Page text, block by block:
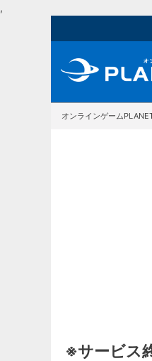
,
オンラインゲーム
※サービス